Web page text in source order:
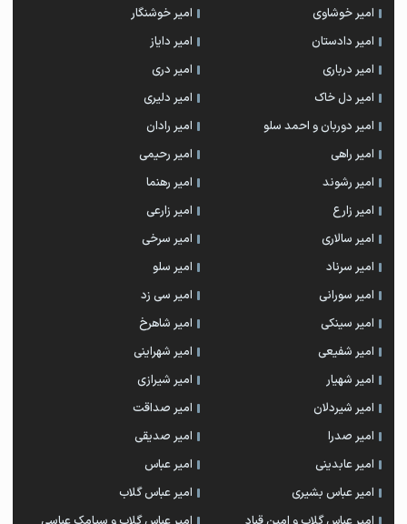
امیر خوشاوی
امیر خوشنگار
امیر دادستان
امیر دایاز
امیر درباری
امیر دری
امیر دل خاک
امیر دلیری
امیر دوربان و احمد سلو
امیر رادان
امیر راهی
امیر رحیمی
امیر رشوند
امیر رهنما
امیر زارع
امیر زارعی
امیر سالاری
امیر سرخی
امیر سرناد
امیر سلو
امیر سورانی
امیر سی زد
امیر سینکی
امیر شاهرخ
امیر شفیعی
امیر شهراینی
امیر شهیار
امیر شیرازی
امیر شیردلان
امیر صداقت
امیر صدرا
امیر صدیقی
امیر عابدینی
امیر عباس
امیر عباس بشیری
امیر عباس گلاب